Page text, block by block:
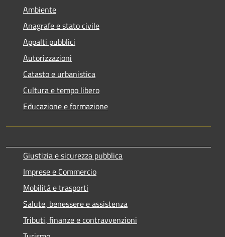
Ambiente
Anagrafe e stato civile
Appalti pubblici
Autorizzazioni
Catasto e urbanistica
Cultura e tempo libero
Educazione e formazione
Giustizia e sicurezza pubblica
Imprese e Commercio
Mobilità e trasporti
Salute, benessere e assistenza
Tributi, finanze e contravvenzioni